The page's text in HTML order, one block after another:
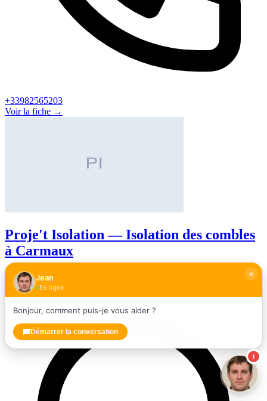
+33982565203
Voir la fiche →
Proje't Isolation — Isolation des combles
à Carmaux
Entrepreneur
★★★★ 0,0
1
Jean
En ligne
Bonjour, comment puis-je vous aider ?
Démarrer la conversation